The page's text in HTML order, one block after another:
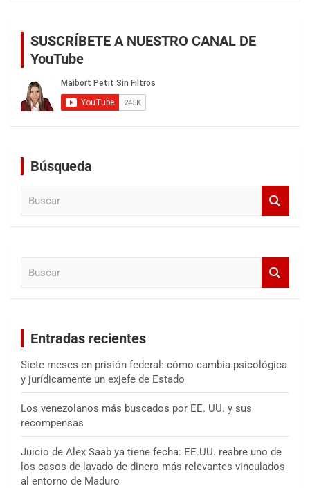
SUSCRÍBETE A NUESTRO CANAL DE
YouTube
Búsqueda
Entradas recientes
Siete meses en prisión federal: cómo cambia psicológica
y jurídicamente un exjefe de Estado
Los venezolanos más buscados por EE. UU. y sus
recompensas
Juicio de Alex Saab ya tiene fecha: EE.UU. reabre uno de
los casos de lavado de dinero más relevantes vinculados
al entorno de Maduro